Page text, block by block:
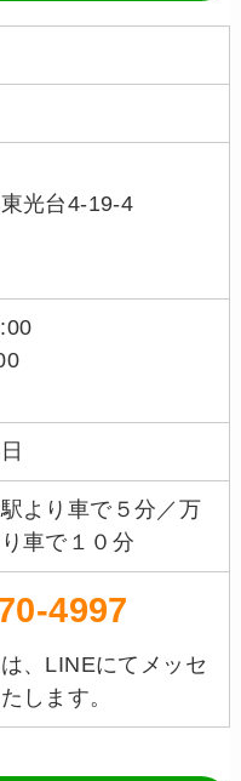
光台4-19-4
より車で５分／万
車で１０分
4997
、LINEにてメッセ
します。